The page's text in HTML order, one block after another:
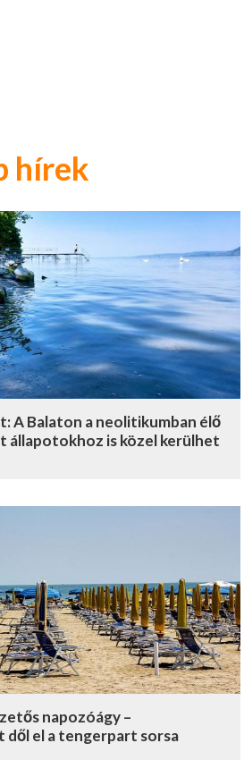
hírek
A Balaton a neolitikumban élő
állapotokhoz is közel kerülhet
napozóágy –
dől el a tengerpart sorsa